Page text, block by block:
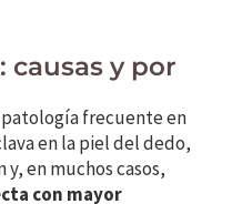
causas y por
patología frecuente en
en la piel del dedo,
en muchos casos,
con mayor